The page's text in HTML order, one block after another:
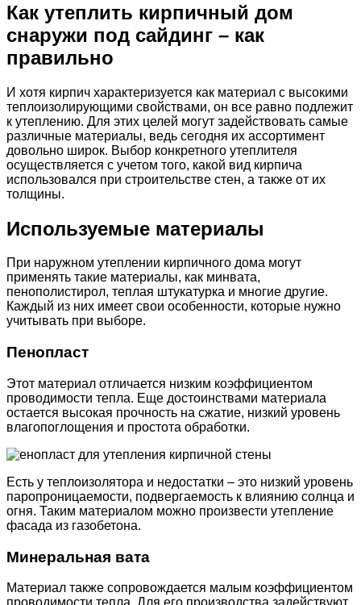
Как утеплить кирпичный дом
снаружи под сайдинг – как
правильно
И хотя кирпич характеризуется как материал с высокими
теплоизолирующими свойствами, он все равно подлежит
к утеплению. Для этих целей могут задействовать самые
различные материалы, ведь сегодня их ассортимент
довольно широк. Выбор конкретного утеплителя
осуществляется с учетом того, какой вид кирпича
использовался при строительстве стен, а также от их
толщины.
Используемые материалы
При наружном утеплении кирпичного дома могут
применять такие материалы, как минвата,
пенополистирол, теплая штукатурка и многие другие.
Каждый из них имеет свои особенности, которые нужно
учитывать при выборе.
Пенопласт
Этот материал отличается низким коэффициентом
проводимости тепла. Еще достоинствами материала
остается высокая прочность на сжатие, низкий уровень
влагопоглощения и простота обработки.
Есть у теплоизолятора и недостатки – это низкий уровень
паропроницаемости, подвергаемость к влиянию солнца и
огня. Таким материалом можно произвести утепление
фасада из газобетона.
Минеральная вата
Материал также сопровождается малым коэффициентом